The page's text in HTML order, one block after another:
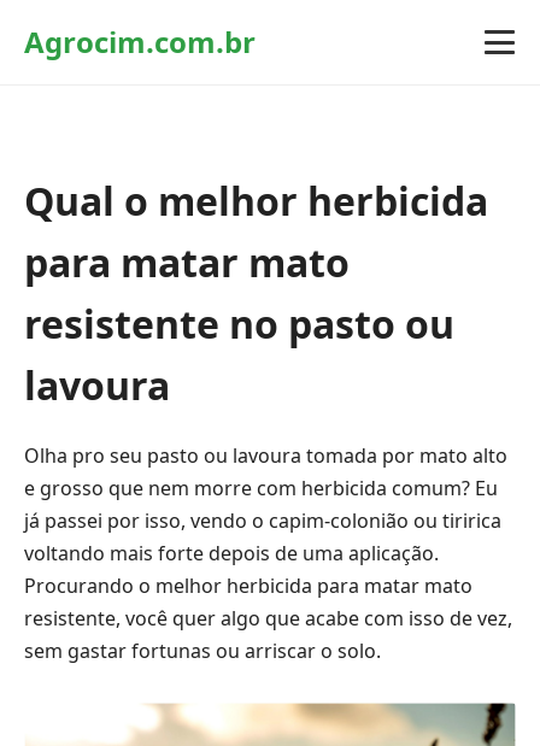
Agrocim.com.br
Qual o melhor herbicida
para matar mato
resistente no pasto ou
lavoura
Olha pro seu pasto ou lavoura tomada por mato alto
e grosso que nem morre com herbicida comum? Eu
já passei por isso, vendo o capim-colonião ou tiririca
voltando mais forte depois de uma aplicação.
Procurando o melhor herbicida para matar mato
resistente, você quer algo que acabe com isso de vez,
sem gastar fortunas ou arriscar o solo.